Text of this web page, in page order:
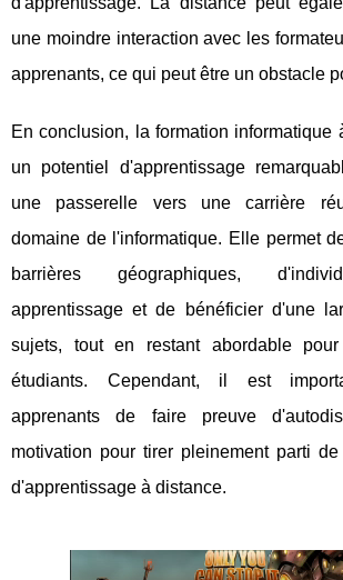
une moindre interaction avec les
apprenants, ce qui peut être un obstacle
En conclusion, la formation informatique
un potentiel d'apprentissage
une passerelle vers une carrière
domaine de l'informatique. Elle permet
barrières géographiques,
apprentissage et de bénéficier d'une
sujets, tout en restant abordable
étudiants. Cependant, il est
apprenants de faire preuve
motivation pour tirer pleinement parti
d'apprentissage à distance.